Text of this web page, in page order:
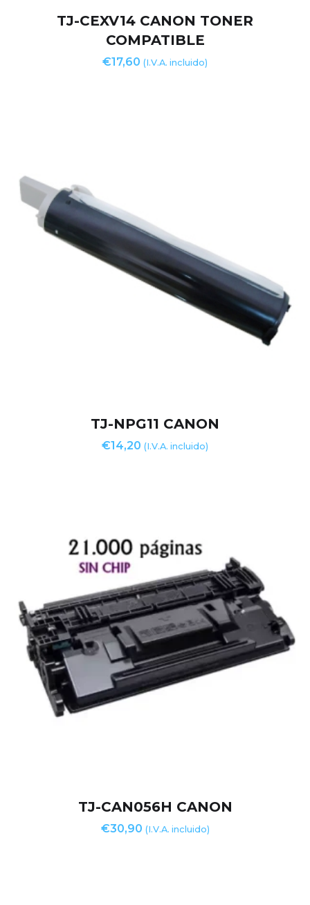
TJ-CEXV14 CANON TONER
COMPATIBLE
€17,60 (I.V.A. incluido)
TJ-NPG11 CANON
€14,20 (I.V.A. incluido)
TJ-CAN056H CANON
€30,90 (I.V.A. incluido)